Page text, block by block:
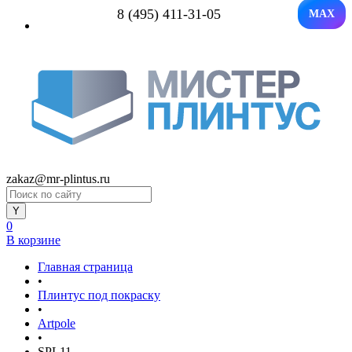
8 (495) 411-31-05 MAX
zakaz@mr-plintus.ru
0
В корзине
Главная страница
•
Плинтус под покраску
•
Artpole
•